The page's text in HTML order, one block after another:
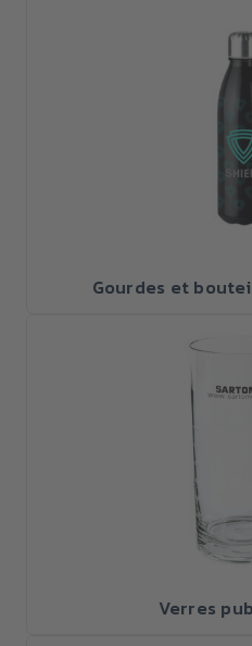
Gourdes et
Verres